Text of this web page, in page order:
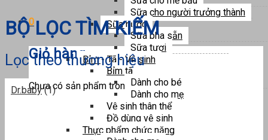
0
Giỏ hàng
Chưa có sản phẩm trong giỏ hàng.
Sữa cho người trưởng thành
Sữa nước
Sữa pha sẵn
Sữa tươi
Bỉm - Tã - Vệ sinh
Bỉm tã
Dành cho bé
Dành cho mẹ
Vệ sinh thân thể
Đồ dùng vệ sinh
Thực phẩm chức năng
BỘ LỌC TÌM KIẾM
Lọc theo thương hiệu
Dr.baby (1)